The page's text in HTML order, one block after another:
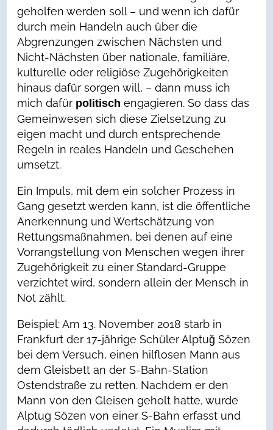
geholfen werden soll – und wenn ich dafür
durch mein Handeln auch über die
Abgrenzungen zwischen Nächsten und
Nicht-Nächsten über nationale, familiäre,
kulturelle oder religiöse Zugehörigkeiten
hinaus dafür sorgen will, – dann muss ich
mich dafür politisch engagieren. So dass das
Gemeinwesen sich diese Zielsetzung zu
eigen macht und durch entsprechende
Regeln in reales Handeln und Geschehen
umsetzt.
Ein Impuls, mit dem ein solcher Prozess in
Gang gesetzt werden kann, ist die öffentliche
Anerkennung und Wertschätzung von
Rettungsmaßnahmen, bei denen auf eine
Vorrangstellung von Menschen wegen ihrer
Zugehörigkeit zu einer Standard-Gruppe
verzichtet wird, sondern allein der Mensch in
Not zählt.
Beispiel: Am 13. November 2018 starb in
Frankfurt der 17-jährige Schüler Alptuğ Sözen
bei dem Versuch, einen hilflosen Mann aus
dem Gleisbett an der S-Bahn-Station
Ostendstraße zu retten. Nachdem er den
Mann von den Gleisen geholt hatte, wurde
Alptug Sözen von einer S-Bahn erfasst und